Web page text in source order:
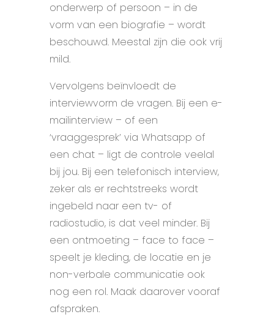
onderwerp of persoon – in de
vorm van een biografie – wordt
beschouwd. Meestal zijn die ook vrij
mild.
Vervolgens beïnvloedt de
interviewvorm de vragen. Bij een e-
mailinterview – of een
‘vraaggesprek’ via Whatsapp of
een chat – ligt de controle veelal
bij jou. Bij een telefonisch interview,
zeker als er rechtstreeks wordt
ingebeld naar een tv- of
radiostudio, is dat veel minder. Bij
een ontmoeting – face to face –
speelt je kleding, de locatie en je
non-verbale communicatie ook
nog een rol. Maak daarover vooraf
afspraken.